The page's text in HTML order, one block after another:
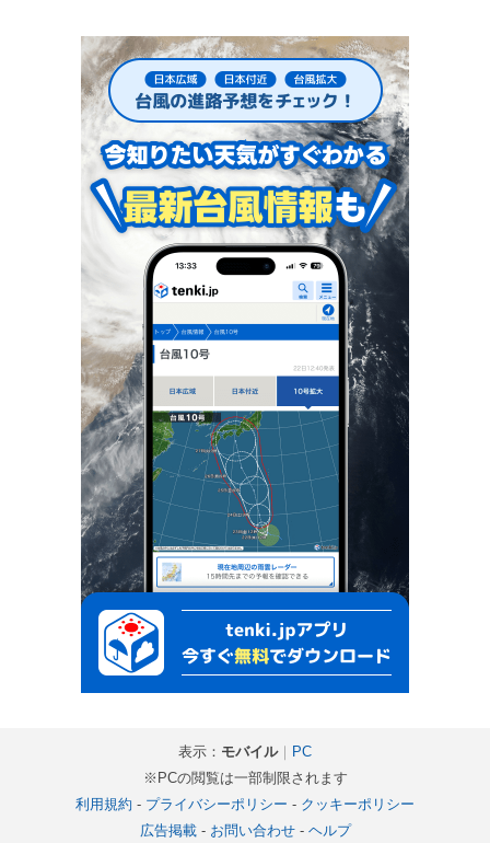
表示： モバイル｜ PC
※PCの閲覧は一部制限されます
利用規約 - プライバシーポリシー - クッキーポリシー
広告掲載- お問い合わせ- ヘルプ